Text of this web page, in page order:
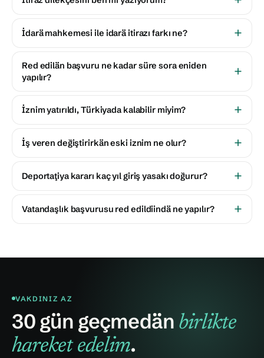
İdarä mahkemesi ile idarä itirazı farkı ne?
Red edilän başvuru ne kadar süre sora eniden
yapılır?
İznim yatırıldı, Türkiyada kalabilir miyim?
İş veren değiştirirkän eski iznim ne olur?
Deportaţiya kararı kaç yıl giriş yasakı doğurur?
Vatandaşlık başvurusu red edildiindä ne yapılır?
VAKDINIZ AZ
30 gün geçmedän birlikte
hareket edelim.